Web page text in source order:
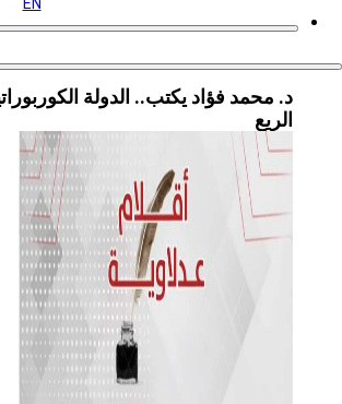
د. محمد فؤاد يكتب.. الدولة الكوربوراتية